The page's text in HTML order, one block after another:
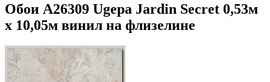
Обои A26309 Ugepa Jardin Secret 0,53м
x 10,05м винил на флизелине